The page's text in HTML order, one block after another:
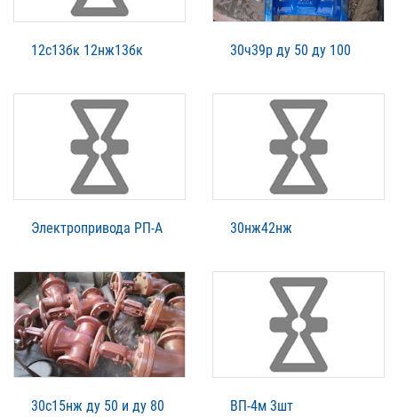
12с13бк 12нж13бк 30ч39р ду 50 ду 100
Электропривода РП-А 30нж42нж
30с15нж ду 50 и ду 80
ВП-4м 3шт